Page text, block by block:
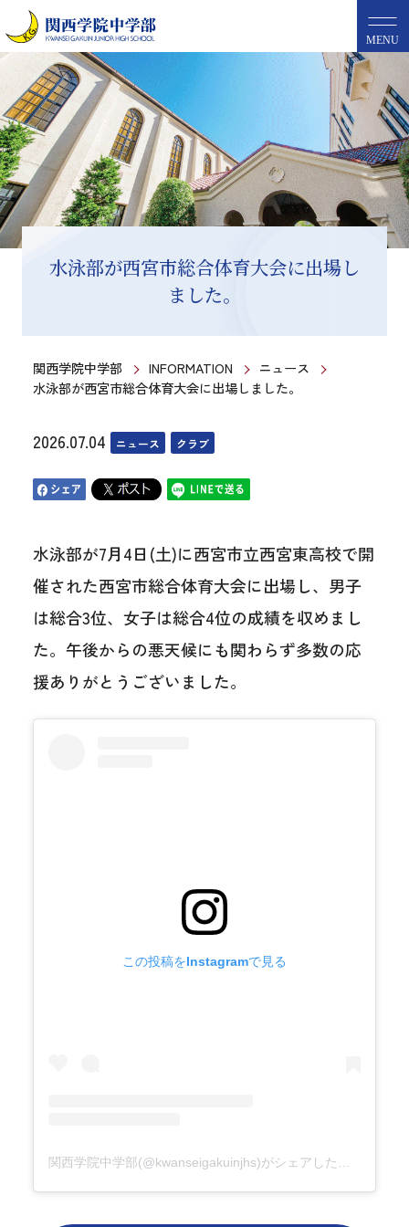
MENU
水泳部が西宮市総合体育大会に出場し
ました。
関西学院中学部 INFORMATION
ニュース
水泳部が西宮市総合体育大会に出場しました。
2026.07.04 ニュース クラブ
水泳部が7月4日(土)に西宮市立西宮東高校で開
催された西宮市総合体育大会に出場し、男子
は総合3位、女子は総合4位の成績を収めまし
た。午後からの悪天候にも関わらず多数の応
援ありがとうございました。
この投稿をInstagramで見る
関西学院中学部(@kwanseigakuinjhs)がシェアした投稿